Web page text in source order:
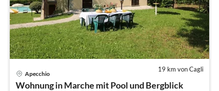
19 km von Cagli
Apecchio
Wohnung in Marche mit Pool und Bergblick